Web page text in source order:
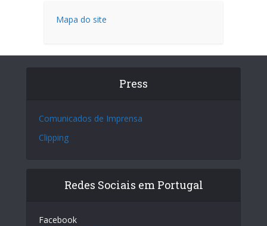
Mapa do site
Press
Comunicados de Imprensa
Clipping
Redes Sociais em Portugal
Facebook